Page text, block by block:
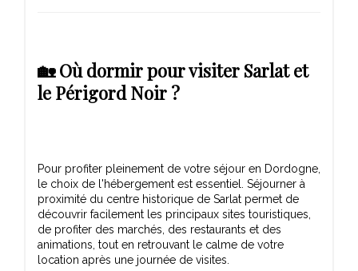
🏡 Où dormir pour visiter Sarlat et
le Périgord Noir ?
Pour profiter pleinement de votre séjour en Dordogne,
le choix de l'hébergement est essentiel. Séjourner à
proximité du centre historique de Sarlat permet de
découvrir facilement les principaux sites touristiques,
de profiter des marchés, des restaurants et des
animations, tout en retrouvant le calme de votre